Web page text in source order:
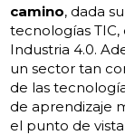
camino, dada
tecnologías
Industria 4.0.
un sector tan
de las
de aprendizaje
el punto de